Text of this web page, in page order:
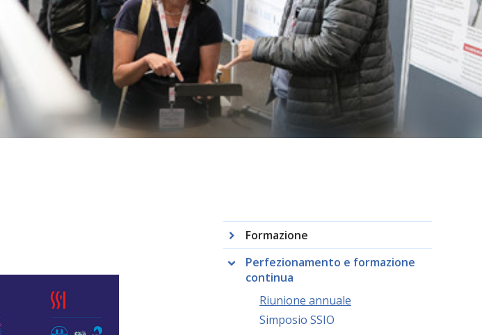
Formazione
Perfezionamento e formazione
continua
Riunione annuale
Simposio SSIO